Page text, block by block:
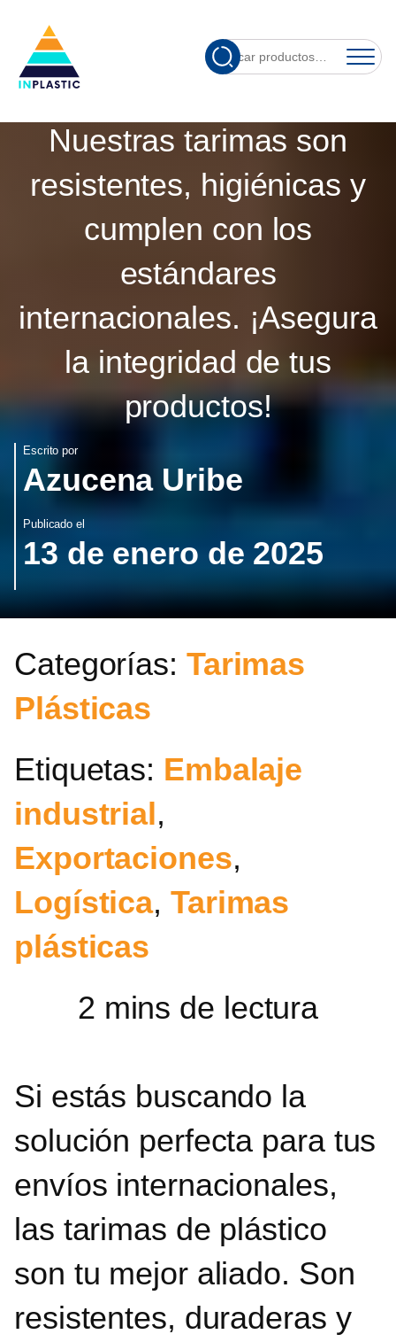
Buscar
por:
Cuando hay
MEJORES TARIMAS DE
PLÁSTICO PARA
Nuestras tarimas son
resistentes, higiénicas y
cumplen con los
estándares
internacionales. ¡Asegura
la integridad de tus
productos!
Escrito por
Azucena Uribe
Publicado el
13 de enero de 2025
Categorías: Tarimas
Plásticas
Etiquetas: Embalaje
industrial,
Exportaciones,
Logística, Tarimas
plásticas
Si estás buscando la
solución perfecta para tus
envíos internacionales,
las tarimas de plástico
son tu mejor aliado. Son
resistentes, duraderas y